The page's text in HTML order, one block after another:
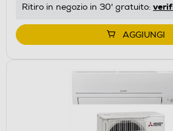
Ritiro in negozio in 30' gratuito:
AGGIUNGI